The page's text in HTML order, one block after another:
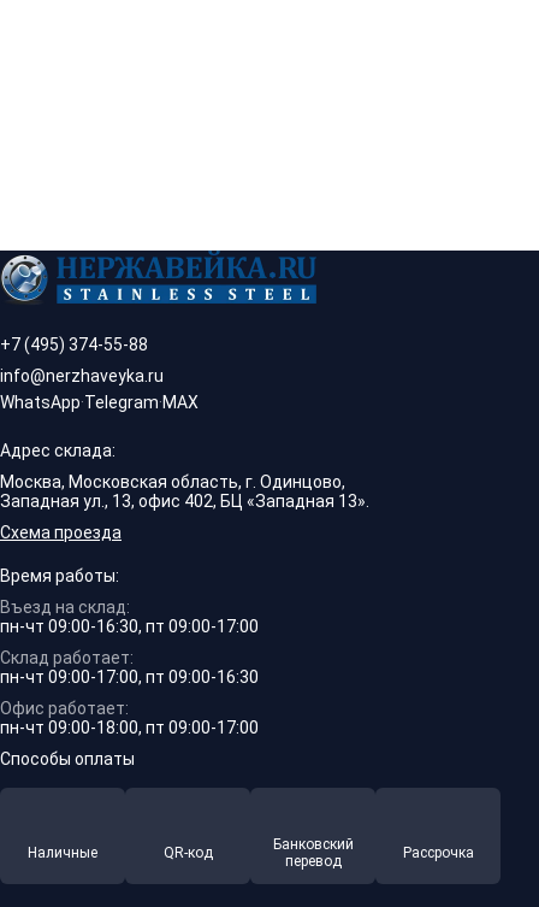
+7 (495) 374-55-88
info@nerzhaveyka.ru
WhatsApp·Telegram·MAX
Адрес склада:
Москва, Московская область, г. Одинцово,
Западная ул., 13, офис 402, БЦ «Западная 13».
Схема проезда
Время работы:
Въезд на склад:
пн-чт 09:00-16:30, пт 09:00-17:00
Склад работает:
пн-чт 09:00-17:00, пт 09:00-16:30
Офис работает:
пн-чт 09:00-18:00, пт 09:00-17:00
Способы оплаты
Наличные QR-код
Банковский
перевод
Рассрочка